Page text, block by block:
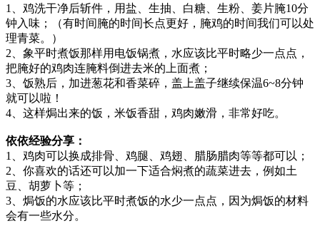
1、鸡洗干净后斩件，用盐、生抽、白糖、生粉、姜片腌10分
钟入味；（有时间腌的时间长点更好，腌鸡的时间我们可以处
理青菜。）
2、象平时煮饭那样用电饭锅煮，水应该比平时略少一点点，
把腌好的鸡肉连腌料倒进去米的上面煮；
3、饭熟后，加进葱花和香菜碎，盖上盖子继续保温6~8分钟
就可以啦！
4、这样焗出来的饭，米饭香甜，鸡肉嫩滑，非常好吃。
依依经验分享：
1、鸡肉可以换成排骨、鸡腿、鸡翅、腊肠腊肉等等都可以；
2、你喜欢的话还可以加一下适合焖煮的蔬菜进去，例如土
豆、胡萝卜等；
3、焗饭的水应该比平时煮饭的水少一点点，因为焗饭的材料
会有一些水分。